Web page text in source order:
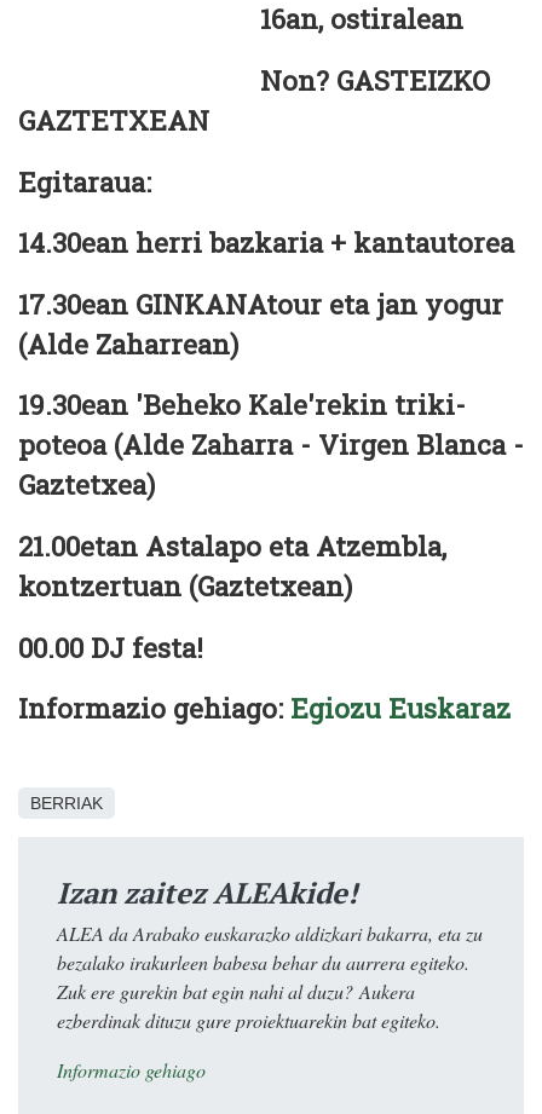
16an, ostiralean
Non? GASTEIZKO
GAZTETXEAN
Egitaraua:
14.30ean herri bazkaria + kantautorea
17.30ean GINKANAtour eta jan yogur
(Alde Zaharrean)
19.30ean 'Beheko Kale'rekin triki-
poteoa (Alde Zaharra - Virgen Blanca -
Gaztetxea)
21.00etan Astalapo eta Atzembla,
kontzertuan (Gaztetxean)
00.00 DJ festa!
Informazio gehiago: Egiozu Euskaraz
BERRIAK
Izan zaitez ALEAkide!
ALEA da Arabako euskarazko aldizkari bakarra, eta zu
bezalako irakurleen babesa behar du aurrera egiteko.
Zuk ere gurekin bat egin nahi al duzu? Aukera
ezberdinak dituzu gure proiektuarekin bat egiteko.
Informazio gehiago